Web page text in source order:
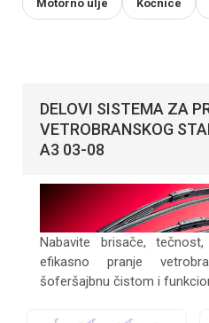
Motorno ulje Kočnice
DELOVI SISTEMA ZA
VETROBRANSKOG
A3 03-08
Nabavite brisače,
efikasno pranje
šoferšajbnu čistom i